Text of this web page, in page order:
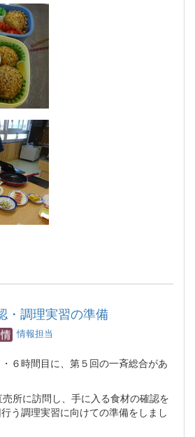
・調理実習の準備
情報担当
６時間目に、第５回の一斉総合があ
所に訪問し、手に入る食材の確認を
う調理実習に向けての準備をしまし